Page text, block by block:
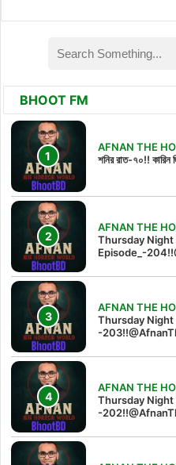
BHOOT FM
AFNAN THE
শনির রাত-৭০!! কারিন
AFNAN THE
Thursday Night
Episode_-
AFNAN THE
Thursday Night
-
AFNAN THE
Thursday Night
-